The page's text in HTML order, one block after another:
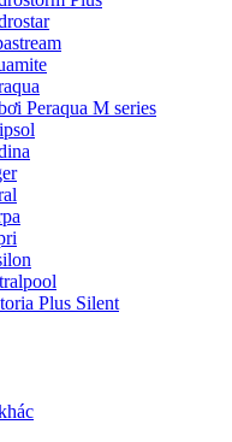
Peraqua M series
Plus Silent